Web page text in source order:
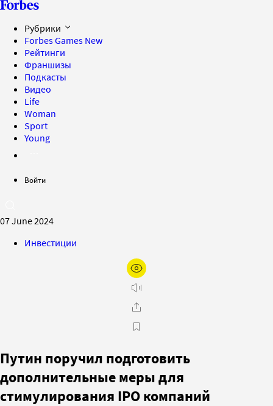
Рубрики
Forbes Games New
Рейтинги
Франшизы
Подкасты
Видео
Life
Woman
Sport
Young
Войти
07 June 2024
Инвестиции
Путин поручил подготовить
дополнительные меры для
стимулирования IPO компаний